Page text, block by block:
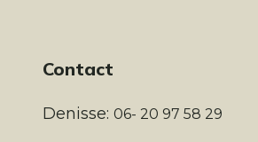
Contact
Denisse: 06- 20 97 58 29